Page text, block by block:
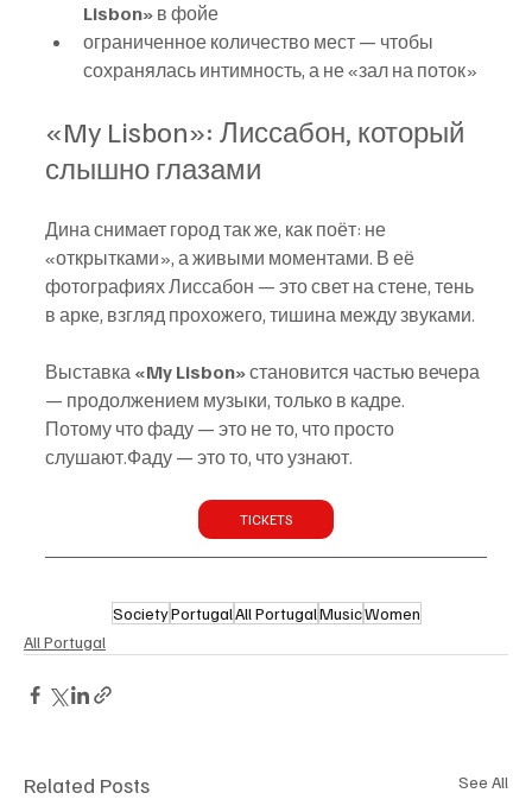
Lisbon» в фойе
ограниченное количество мест — чтобы
сохранялась интимность, а не «зал на поток»
«My Lisbon»: Лиссабон, который
слышно глазами
Дина снимает город так же, как поёт: не
«открытками», а живыми моментами. В её
фотографиях Лиссабон — это свет на стене, тень
в арке, взгляд прохожего, тишина между звуками.
Выставка «My Lisbon» становится частью вечера
— продолжением музыки, только в кадре.
Потому что фаду — это не то, что просто
слушают.Фаду — это то, что узнают.
TICKETS
SocietyPortugalAll PortugalMusicWomen
All Portugal
Related Posts See All